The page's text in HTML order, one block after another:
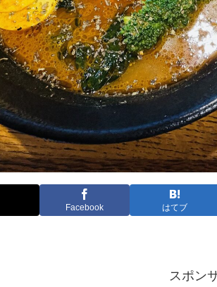
Facebook はてブ
スポン